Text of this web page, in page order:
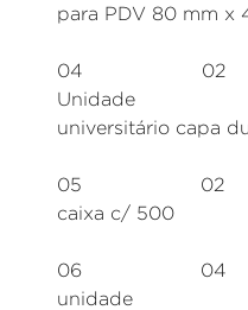
para PDV 80 mm x
04
Unidade
universitário capa
05
caixa c/ 500
06
unidade Fita